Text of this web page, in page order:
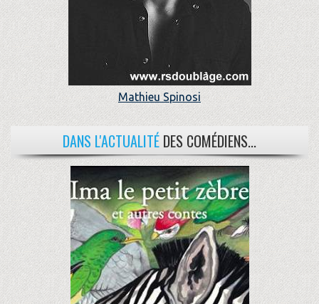
Mathieu Spinosi
DANS L'ACTUALITÉ DES COMÉDIENS...